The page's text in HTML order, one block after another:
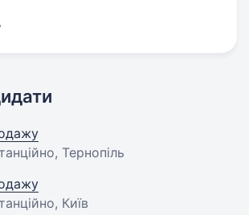
Тернопіль
Київ